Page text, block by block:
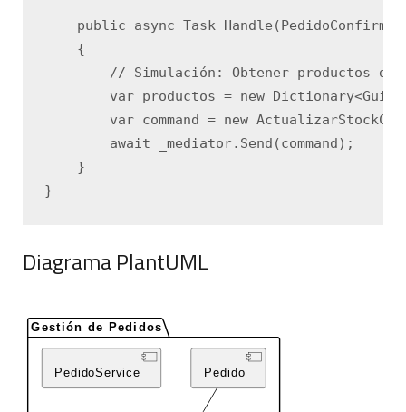
public async Task
    {
// Simulación: Obtener productos
var productos = new
var command = new
        await _mediator.Send(command);
    }
Diagrama PlantUML